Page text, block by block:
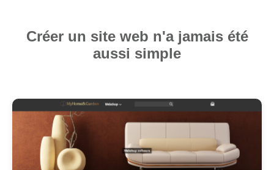
Contact
E-Boutique
Les Promos!
Créer un site web n'a jamais été
aussi simple